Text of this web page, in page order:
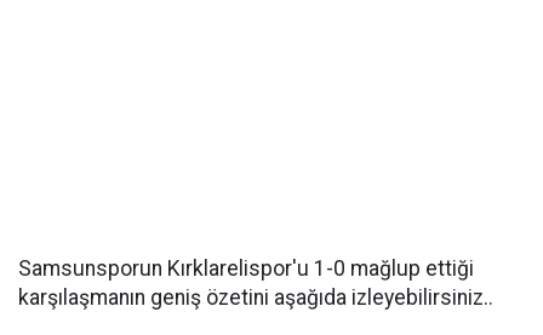
Samsunsporun Kırklarelispor'u 1-0 mağlup ettiği
karşılaşmanın geniş özetini aşağıda izleyebilirsiniz..